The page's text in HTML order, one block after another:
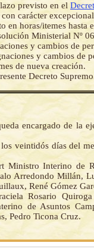
previsto en el
carácter
en horas/itemes hasta
Ministerial Nº
y cambios de
y cambios de
de nueva creación.
Decreto
encargado de la
veintidós días del
Ministro Interino de
Arredondo Millán,
René Gómez
Rosario Quiroga
de Asuntos
Pedro Ticona Cruz.